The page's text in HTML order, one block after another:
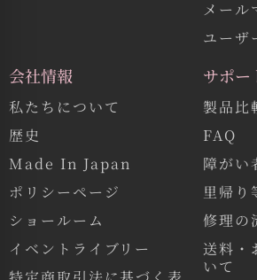
メール
ユーザ
会社情報
私たちについて
歴史
Made In Japan
ポリシーページ
ショールーム
イベントライブリー
サポー
製品比
FAQ
障がい
里帰り
修理の
送料・
いて